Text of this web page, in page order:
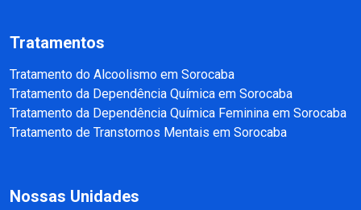
Tratamentos
Tratamento do Alcoolismo em Sorocaba
Tratamento da Dependência Química em Sorocaba
Tratamento da Dependência Química Feminina em Sorocaba
Tratamento de Transtornos Mentais em Sorocaba
Nossas Unidades